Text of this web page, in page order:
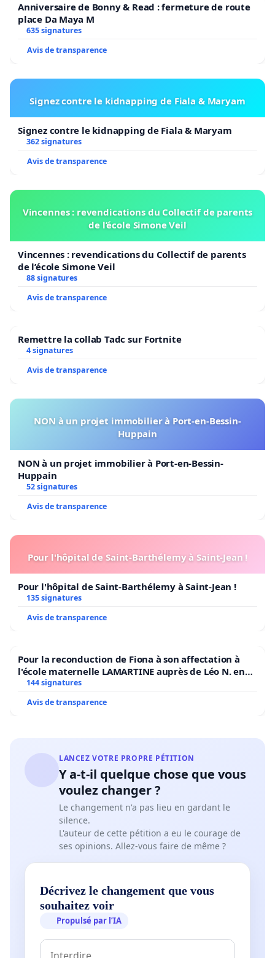
Anniversaire de Bonny & Read : fermeture de route
place Da Maya M
635 signatures
Avis de transparence
Signez contre le kidnapping de Fiala & Maryam
Signez contre le kidnapping de Fiala & Maryam
362 signatures
Avis de transparence
Vincennes : revendications du Collectif de parents
de l’école Simone Veil
Vincennes : revendications du Collectif de parents
de l’école Simone Veil
88 signatures
Avis de transparence
Remettre la collab Tadc sur Fortnite
4 signatures
Avis de transparence
NON à un projet immobilier à Port-en-Bessin-
Huppain
NON à un projet immobilier à Port-en-Bessin-
Huppain
52 signatures
Avis de transparence
Pour l'hôpital de Saint-Barthélemy à Saint-Jean !
Pour l'hôpital de Saint-Barthélemy à Saint-Jean !
135 signatures
Avis de transparence
Pour la reconduction de Fiona à son affectation à
l'école maternelle LAMARTINE auprès de Léo N. en
2026/2027
144 signatures
Avis de transparence
LANCEZ VOTRE PROPRE PÉTITION
Y a-t-il quelque chose que vous
voulez changer ?
Le changement n'a pas lieu en gardant le
silence.
L'auteur de cette pétition a eu le courage de
ses opinions. Allez-vous faire de même ?
Décrivez le changement que vous
souhaitez voir
Propulsé par l’IA